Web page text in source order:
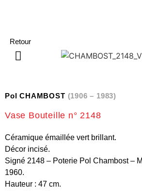
Retour
Pol CHAMBOST (1906 – 1983)
Vase Bouteille n° 2148
Céramique émaillée vert brillant.
Décor incisé.
Signé 2148 – Poterie Pol Chambost –
1960.
Hauteur : 47 cm.